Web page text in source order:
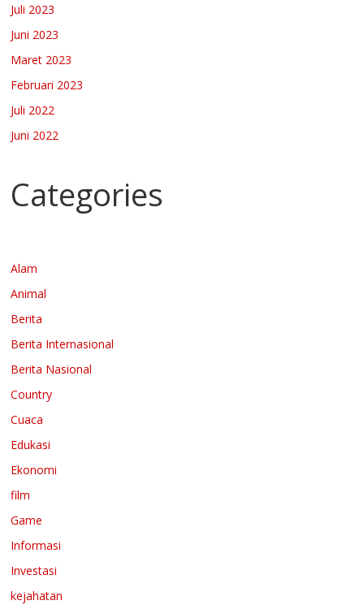
Juli 2023
Juni 2023
Maret 2023
Februari 2023
Juli 2022
Juni 2022
Categories
Alam
Animal
Berita
Berita Internasional
Berita Nasional
Country
Cuaca
Edukasi
Ekonomi
film
Game
Informasi
Investasi
kejahatan